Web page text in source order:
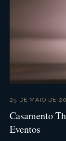
25 DE MAIO DE
Casamento
Eventos